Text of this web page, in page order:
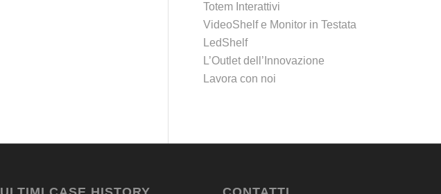
Totem Interattivi
VideoShelf e Monitor in Testata
LedShelf
L’Outlet dell’Innovazione
Lavora con noi